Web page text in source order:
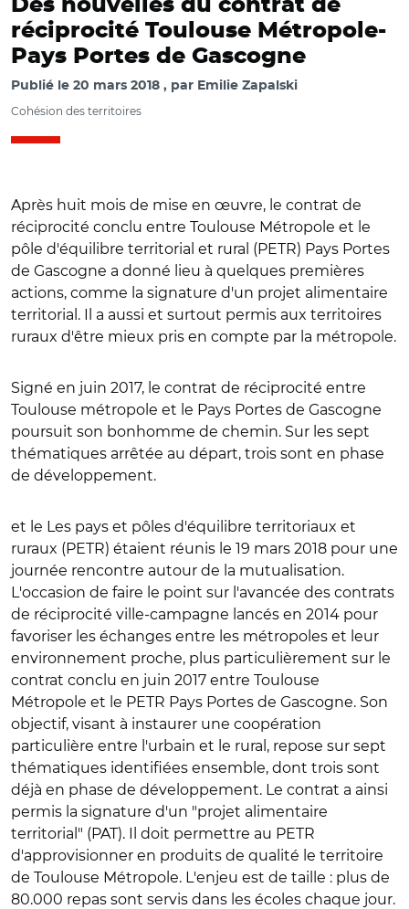
Des nouvelles du contrat de
réciprocité Toulouse Métropole-
Pays Portes de Gascogne
Publié le 20 mars 2018 par Emilie Zapalski
Cohésion des territoires
Après huit mois de mise en œuvre, le contrat de
réciprocité conclu entre Toulouse Métropole et le
pôle d'équilibre territorial et rural (PETR) Pays Portes
de Gascogne a donné lieu à quelques premières
actions, comme la signature d'un projet alimentaire
territorial. Il a aussi et surtout permis aux territoires
ruraux d'être mieux pris en compte par la métropole.
Signé en juin 2017, le contrat de réciprocité entre
Toulouse métropole et le Pays Portes de Gascogne
poursuit son bonhomme de chemin. Sur les sept
thématiques arrêtée au départ, trois sont en phase
de développement.
et le Les pays et pôles d'équilibre territoriaux et
ruraux (PETR) étaient réunis le 19 mars 2018 pour une
journée rencontre autour de la mutualisation.
L'occasion de faire le point sur l'avancée des contrats
de réciprocité ville-campagne lancés en 2014 pour
favoriser les échanges entre les métropoles et leur
environnement proche, plus particulièrement sur le
contrat conclu en juin 2017 entre Toulouse
Métropole et le PETR Pays Portes de Gascogne. Son
objectif, visant à instaurer une coopération
particulière entre l'urbain et le rural, repose sur sept
thématiques identifiées ensemble, dont trois sont
déjà en phase de développement. Le contrat a ainsi
permis la signature d'un "projet alimentaire
territorial" (PAT). Il doit permettre au PETR
d'approvisionner en produits de qualité le territoire
de Toulouse Métropole. L'enjeu est de taille : plus de
80.000 repas sont servis dans les écoles chaque jour.